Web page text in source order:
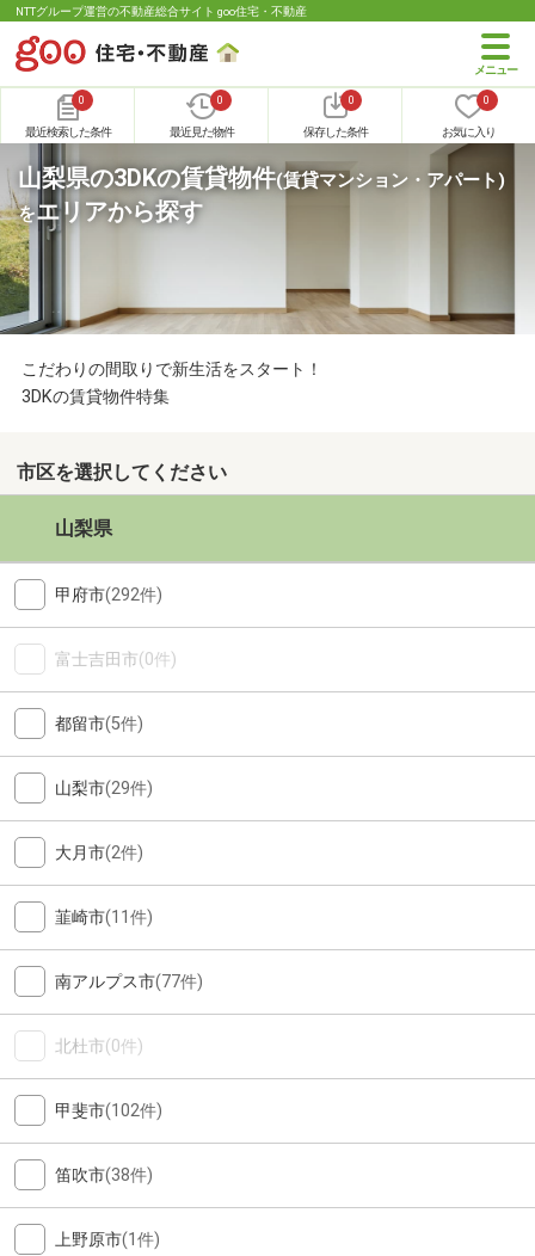
NTTグループ運営の不動産総合サイト goo住宅・不動産
0
最近検索した条件
0
最近見た物件
0
保存した条件
0
お気に入り
山梨県の3DKの賃貸物件(賃貸マンション・アパート)
をエリアから探す
こだわりの間取りで新生活をスタート！
3DKの賃貸物件特集
市区を選択してください
山梨県
甲府市(292件)
富士吉田市(0件)
都留市(5件)
山梨市(29件)
大月市(2件)
韮崎市(11件)
南アルプス市(77件)
北杜市(0件)
甲斐市(102件)
笛吹市(38件)
上野原市(1件)